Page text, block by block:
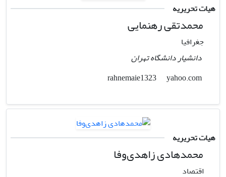
هیات تحریریه
محمدتقی رهنمایی
جغرافیا
دانشیار دانشگاه تهران
yahoo.com
هیات تحریریه
محمدهادی زاهدی‌وفا
اقتصاد